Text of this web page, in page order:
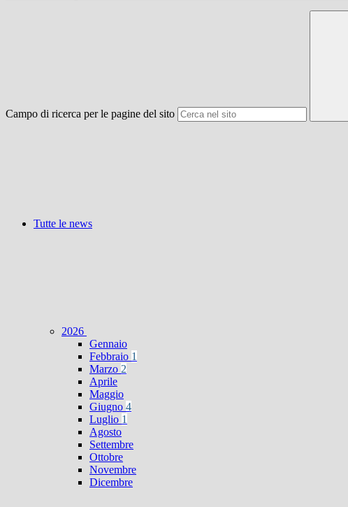
Campo di ricerca per le pagine del sito
Tutte le news
2026
Gennaio
Febbraio 1
Marzo 2
Aprile
Maggio
Giugno 4
Luglio 1
Agosto
Settembre
Ottobre
Novembre
Dicembre